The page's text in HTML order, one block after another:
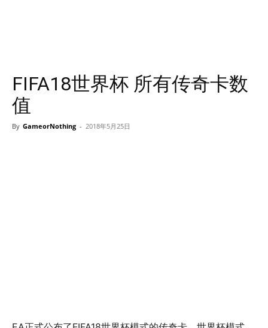
FIFA18世界杯 所有传奇卡数
值
By GameorNothing - 2018年5月25日